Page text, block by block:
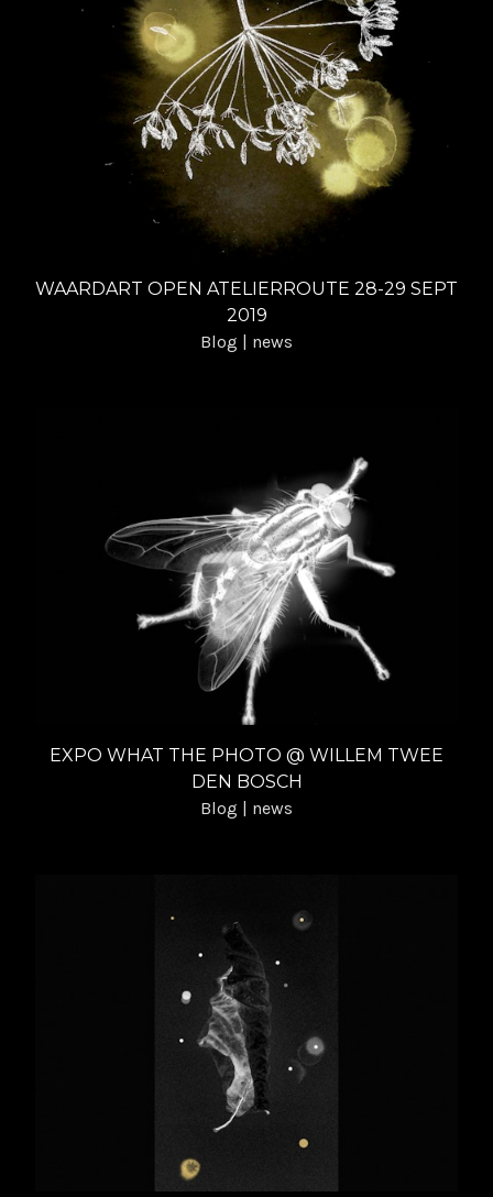
WAARDART OPEN ATELIERROUTE 28-29 SEPT
2019
Blog | news
EXPO WHAT THE PHOTO @ WILLEM TWEE
DEN BOSCH
Blog | news